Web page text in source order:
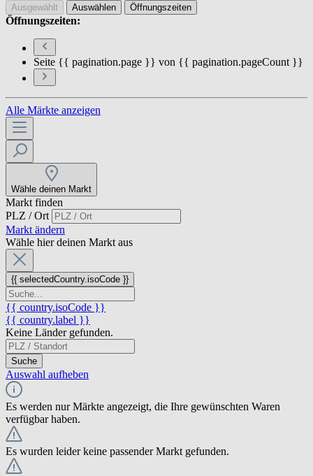
Ausgewählt Auswählen Öffnungszeiten
Öffnungszeiten:
Seite {{ pagination.page }} von {{ pagination.pageCount }}
Alle Märkte anzeigen
Wähle deinen Markt
Markt finden
PLZ / Ort
Markt ändern
Wähle hier deinen Markt aus
{{ selectedCountry.isoCode }}
{{ country.isoCode }}
{{ country.label }}
Keine Länder gefunden.
Suche
Auswahl aufheben
Es werden nur Märkte angezeigt, die Ihre gewünschten Waren
verfügbar haben.
Es wurden leider keine passender Markt gefunden.